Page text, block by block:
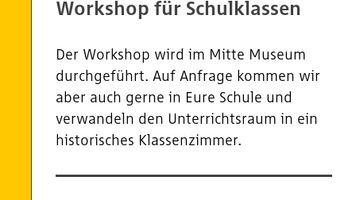
Workshop für Schulklassen
Der Workshop wird im Mitte Museum
durchgeführt. Auf Anfrage kommen wir
aber auch gerne in Eure Schule und
verwandeln den Unterrichtsraum in ein
historisches Klassenzimmer.
Termine